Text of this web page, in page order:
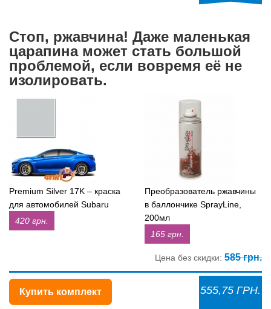
Стоп, ржавчина! Даже маленькая
царапина может стать большой
проблемой, если вовремя её не
изолировать.
Premium Silver 17K – краска
для автомобилей Subaru
420 грн.
Преобразователь ржавчины
в баллончике SprayLine,
200мл
165 грн.
Цена без скидки: 585 грн.
Купить комплект 555,75 ГРН.